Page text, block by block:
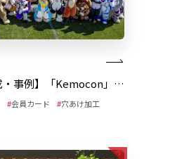
【プラスチックカード作成・事例】「Kemocon」イベントパス
会員カード 穴あけ加工